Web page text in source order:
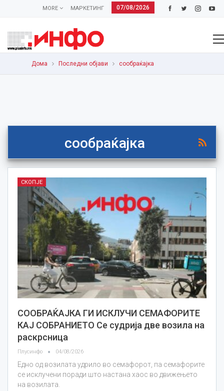
07/08/2026
МАРКЕТИНГ
MORE
Дома Последни објави сообраќајка
сообраќајка
СКОПЈЕ
СООБРАЌАЈКА ГИ ИСКЛУЧИ СЕМАФОРИТЕ
КАЈ СОБРАНИЕТО Се судрија две возила на
раскрсница
Плусинфо 04/08/2026
Едно од возилата удрило во семафорот, па семафорите
се исклучени поради што настана хаос во движењето
на возилата.